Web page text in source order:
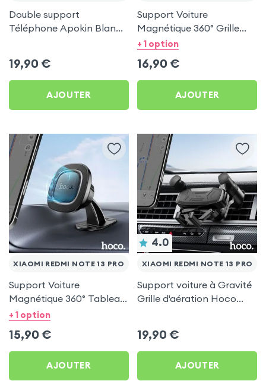
Double support
Téléphone Apokin Blanc
et Twitch
19,90 €
AJOUTER
Support Voiture
Magnétique 360° Grille
d'aération Hoco pour
+ 1 option
16,90 €
AJOUTER
XIAOMI REDMI NOTE 13 PRO
Support Voiture
Magnétique 360° Tableau
de bord Hoco pour Xiaomi
+ 1 option
15,90 €
AJOUTER
4.0
XIAOMI REDMI NOTE 13 PRO
Support voiture à Gravité
Grille d'aération Hoco
19,90 €
AJOUTER